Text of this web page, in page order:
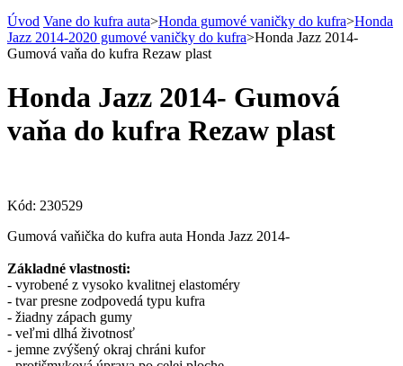
Úvod Vane do kufra auta>Honda gumové vaničky do kufra>Honda
Jazz 2014-2020 gumové vaničky do kufra>Honda Jazz 2014-
Gumová vaňa do kufra Rezaw plast
Honda Jazz 2014- Gumová
vaňa do kufra Rezaw plast
Kód: 230529
Gumová vaňička do kufra auta Honda Jazz 2014-
Základné vlastnosti:
- vyrobené z vysoko kvalitnej elastoméry
- tvar presne zodpovedá typu kufra
- žiadny zápach gumy
- veľmi dlhá životnosť
- jemne zvýšený okraj chráni kufor